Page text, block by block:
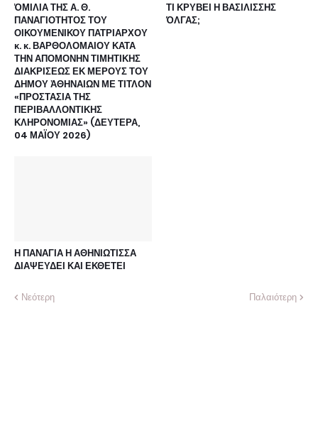
ὉΜΙΛΙΑ ΤΗΣ Α. Θ.
ΠΑΝΑΓΙΟΤΗΤΟΣ ΤΟΥ
ΟΙΚΟΥΜΕΝΙΚΟΥ ΠΑΤΡΙΑΡΧΟΥ
κ. κ. ΒΑΡΘΟΛΟΜΑΙΟΥ ΚΑΤΑ
ΤΗΝ ΑΠΟΜΟΝΗΝ ΤΙΜΗΤΙΚΗΣ
ΔΙΑΚΡΙΣΕΩΣ ΕΚ ΜΕΡΟΥΣ ΤΟΥ
ΔΗΜΟΥ ἈΘΗΝΑΙΩΝ ΜΕ ΤΙΤΛΟΝ
«ΠΡΟΣΤΑΣΙΑ ΤΗΣ
ΠΕΡΙΒΑΛΛΟΝΤΙΚΗΣ
ΚΛΗΡΟΝΟΜΙΑΣ» (ΔΕΥΤΕΡΑ,
04 ΜΑΪΟΥ 2026)
ΤΙ ΚΡΥΒΕΙ Η ΒΑΣΙΛΙΣΣΗΣ
ΌΛΓΑΣ;
Η ΠΑΝΑΓΙΑ Η ΑΘΗΝΙΩΤΙΣΣΑ
ΔΙΑΨΕΥΔΕΙ ΚΑΙ ΕΚΘΕΤΕΙ
Νεότερη Παλαιότερη